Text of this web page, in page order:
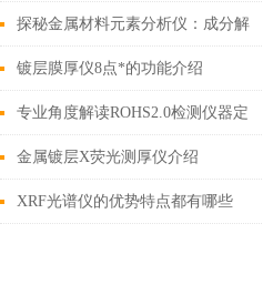
有哪些？
探秘金属材料元素分析仪：成分解
析与工业质量控制的核心枢纽
镀层膜厚仪8点*的功能介绍
专业角度解读ROHS2.0检测仪器定
期保养的规范与流程
金属镀层X荧光测厚仪介绍
XRF光谱仪的优势特点都有哪些